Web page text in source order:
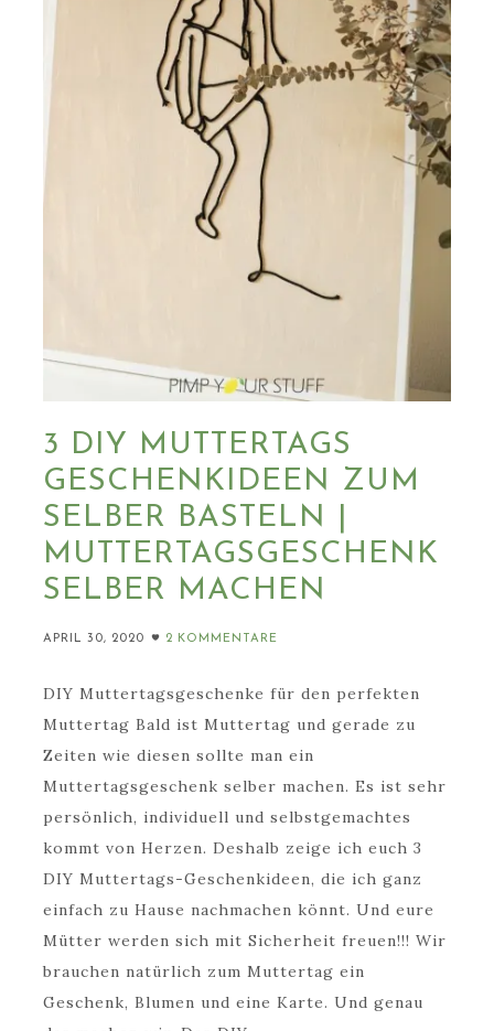
3 DIY MUTTERTAGS
GESCHENKIDEEN ZUM
SELBER BASTELN |
MUTTERTAGSGESCHENK
SELBER MACHEN
APRIL 30, 2020 2 KOMMENTARE
DIY Muttertagsgeschenke für den perfekten
Muttertag Bald ist Muttertag und gerade zu
Zeiten wie diesen sollte man ein
Muttertagsgeschenk selber machen. Es ist sehr
persönlich, individuell und selbstgemachtes
kommt von Herzen. Deshalb zeige ich euch 3
DIY Muttertags-Geschenkideen, die ich ganz
einfach zu Hause nachmachen könnt. Und eure
Mütter werden sich mit Sicherheit freuen!!! Wir
brauchen natürlich zum Muttertag ein
Geschenk, Blumen und eine Karte. Und genau